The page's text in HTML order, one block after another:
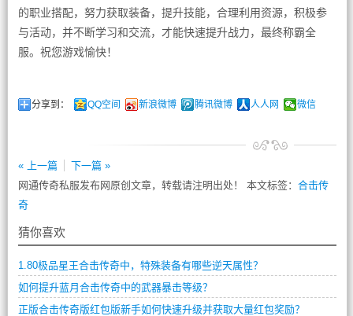
的职业搭配，努力获取装备，提升技能，合理利用资源，积极参
与活动，并不断学习和交流，才能快速提升战力，最终称霸全
服。祝您游戏愉快！
分享到： QQ空间 新浪微博 腾讯微博 人人网 微信
« 上一篇
下一篇 »
网通传奇私服发布网原创文章，转载请注明出处！ 本文标签： 合击传
奇
猜你喜欢
1.80极品星王合击传奇中，特殊装备有哪些逆天属性？
如何提升蓝月合击传奇中的武器暴击等级？
正版合击传奇版红包版新手如何快速升级并获取大量红包奖励？